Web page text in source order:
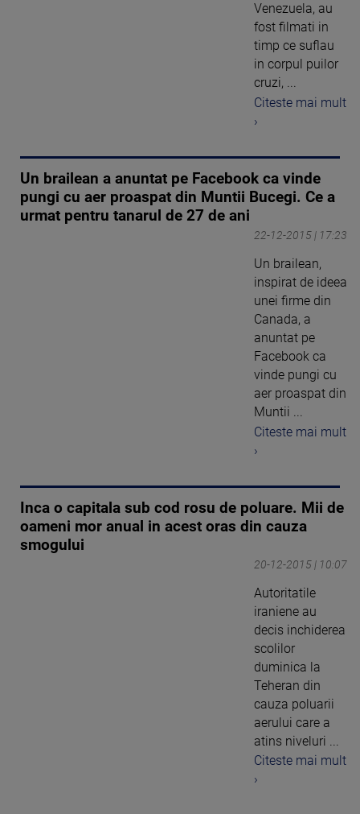
Venezuela, au
fost filmati in
timp ce suflau
in corpul puilor
cruzi, ...
Citeste mai mult
›
Un brailean a anuntat pe Facebook ca vinde
pungi cu aer proaspat din Muntii Bucegi. Ce a
urmat pentru tanarul de 27 de ani
22-12-2015 | 17:23
Un brailean,
inspirat de ideea
unei firme din
Canada, a
anuntat pe
Facebook ca
vinde pungi cu
aer proaspat din
Muntii ...
Citeste mai mult
›
Inca o capitala sub cod rosu de poluare. Mii de
oameni mor anual in acest oras din cauza
smogului
20-12-2015 | 10:07
Autoritatile
iraniene au
decis inchiderea
scolilor
duminica la
Teheran din
cauza poluarii
aerului care a
atins niveluri ...
Citeste mai mult
›